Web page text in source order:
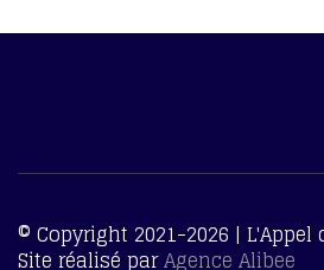
© Copyright 2021-2026 |
Site réalisé parAgence Alibee